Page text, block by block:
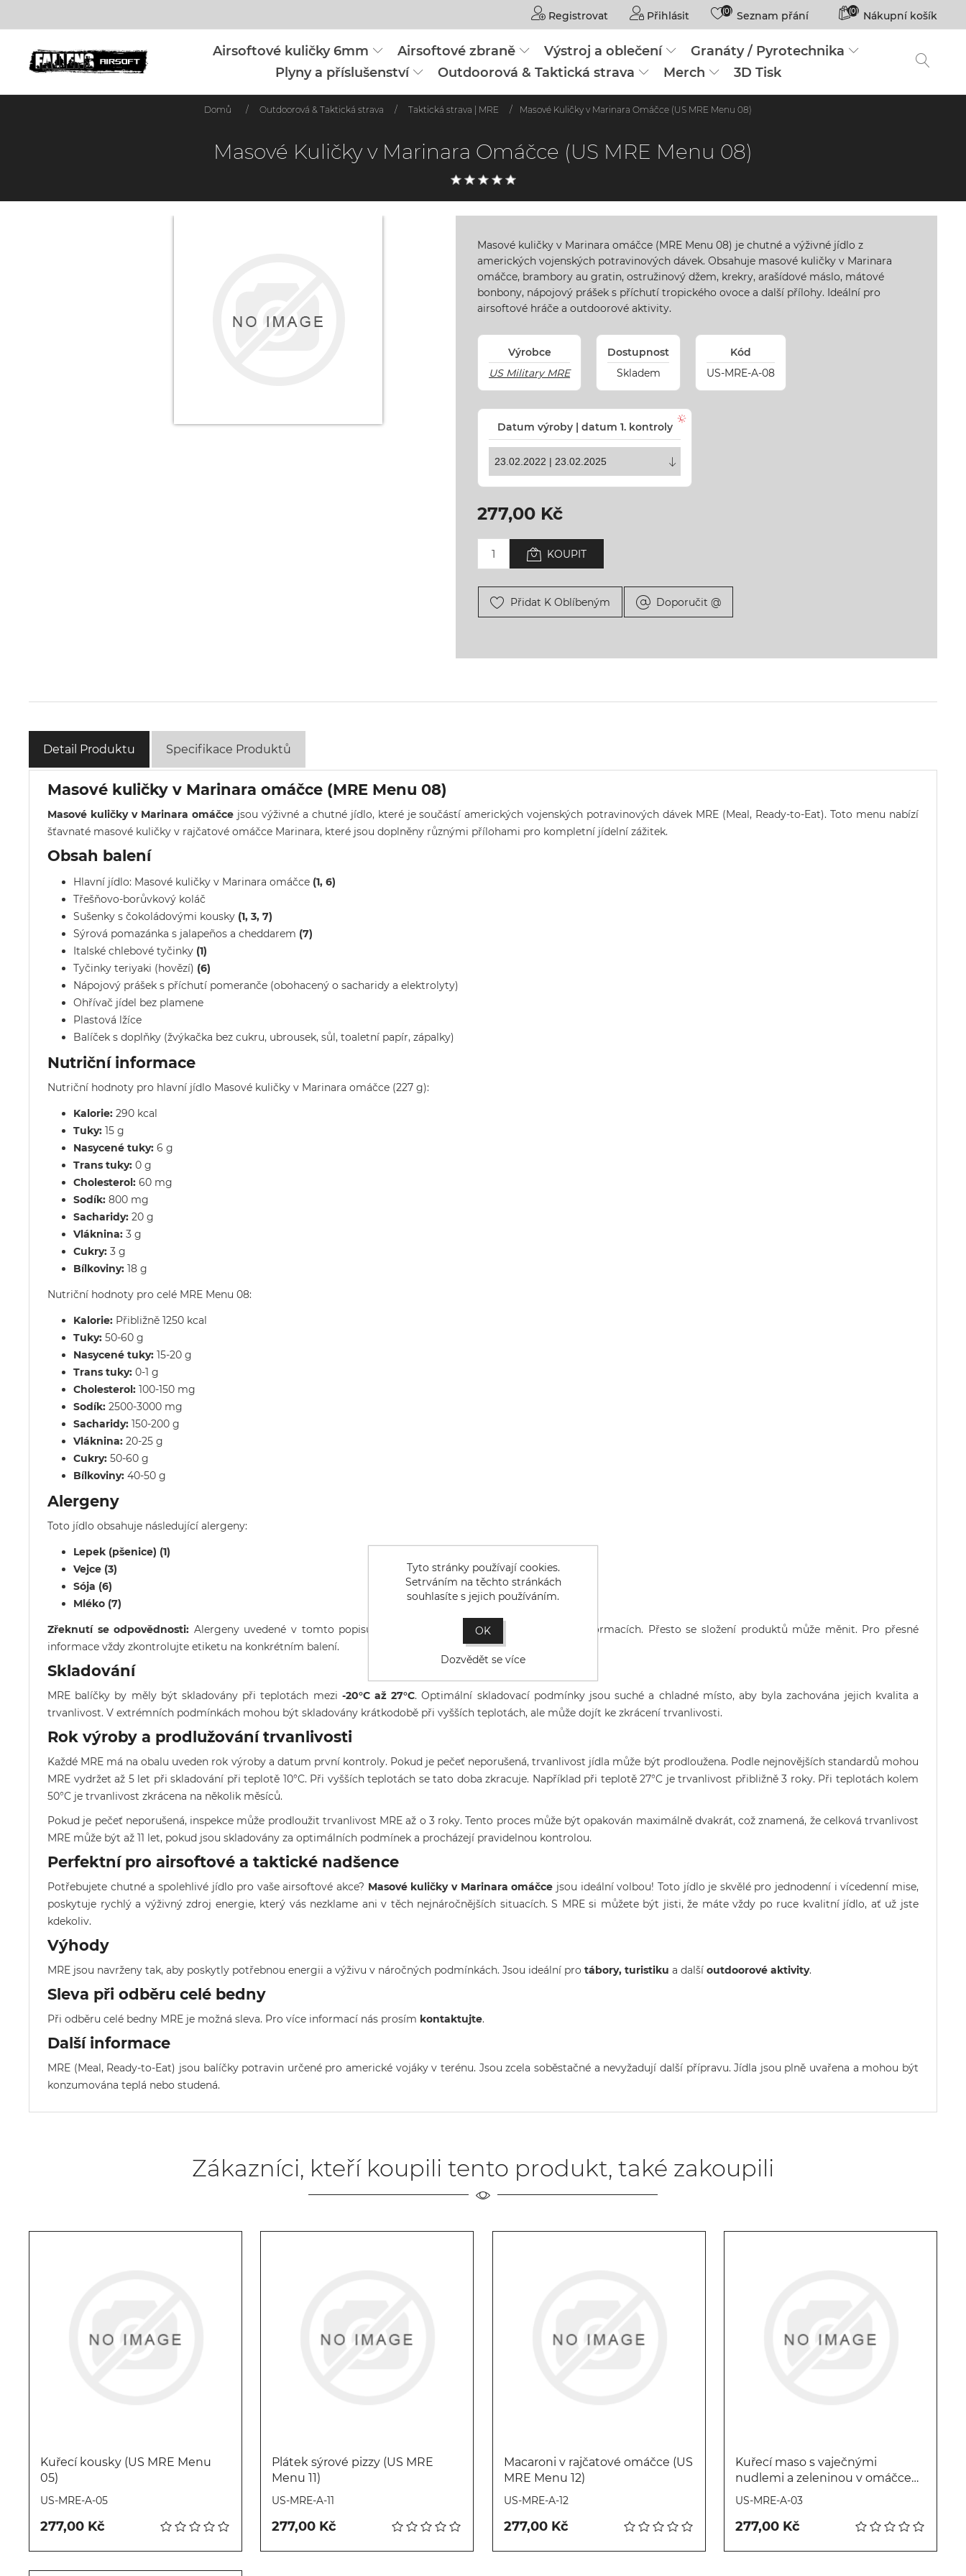
Registrovat Přihlásit (0) Seznam přání (0) Nákupní košík
Airsoftové kuličky 6mm Airsoftové zbraně Výstroj a oblečení
Granáty / Pyrotechnika
Plyny a příslušenství
Outdoorová & Taktická strava Merch 3D Tisk
Domů / Outdoorová & Taktická strava / Taktická strava | MRE / Masové Kuličky v Marinara Omáčce (US MRE Menu 08)
Masové Kuličky v Marinara Omáčce (US MRE Menu 08)
Masové kuličky v Marinara omáčce (MRE Menu 08) je chutné a výživné jídlo z
amerických vojenských potravinových dávek. Obsahuje masové kuličky v Marinara
omáčce, brambory au gratin, ostružinový džem, krekry, arašídové máslo, mátové
bonbony, nápojový prášek s příchutí tropického ovoce a další přílohy. Ideální pro
airsoftové hráče a outdoorové aktivity.
Výrobce
US Military MRE
Dostupnost
Skladem
Kód
US-MRE-A-08
Datum výroby | datum 1. kontroly
277,00 Kč
KOUPIT
Přidat K Oblíbeným Doporučit @
Detail Produktu Specifikace Produktů
Masové kuličky v Marinara omáčce (MRE Menu 08)
Masové kuličky v Marinara omáčcejsou výživné a chutné jídlo, které je součástí amerických vojenských potravinových dávek MRE (Meal, Ready-to-Eat). Toto menu nabízí
šťavnaté masové kuličky v rajčatové omáčce Marinara, které jsou doplněny různými přílohami pro kompletní jídelní zážitek.
Obsah balení
Hlavní jídlo: Masové kuličky v Marinara omáčce (1, 6)
Třešňovo-borůvkový koláč
Sušenky s čokoládovými kousky (1, 3, 7)
Sýrová pomazánka s jalapeños a cheddarem (7)
Italské chlebové tyčinky (1)
Tyčinky teriyaki (hovězí) (6)
Nápojový prášek s příchutí pomeranče (obohacený o sacharidy a elektrolyty)
Ohřívač jídel bez plamene
Plastová lžíce
Balíček s doplňky (žvýkačka bez cukru, ubrousek, sůl, toaletní papír, zápalky)
Nutriční informace
Nutriční hodnoty pro hlavní jídlo Masové kuličky v Marinara omáčce (227 g):
Kalorie: 290 kcal
Tuky: 15 g
Nasycené tuky: 6 g
Trans tuky: 0 g
Cholesterol: 60 mg
Sodík: 800 mg
Sacharidy: 20 g
Vláknina: 3 g
Cukry: 3 g
Bílkoviny: 18 g
Nutriční hodnoty pro celé MRE Menu 08:
Kalorie: Přibližně 1250 kcal
Tuky: 50-60 g
Nasycené tuky: 15-20 g
Trans tuky: 0-1 g
Cholesterol: 100-150 mg
Sodík: 2500-3000 mg
Sacharidy: 150-200 g
Vláknina: 20-25 g
Cukry: 50-60 g
Bílkoviny: 40-50 g
Alergeny
Toto jídlo obsahuje následující alergeny:
Lepek (pšenice) (1)
Vejce (3)
Sója (6)
Mléko (7)
Zřeknutí se odpovědnosti: Alergeny uvedené v tomto popisu jsou založeny na aktuálně dostupných informacích. Přesto se složení produktů může měnit. Pro přesné
informace vždy zkontrolujte etiketu na konkrétním balení.
Skladování
MRE balíčky by měly být skladovány při teplotách mezi -20°C až 27°C. Optimální skladovací podmínky jsou suché a chladné místo, aby byla zachována jejich kvalita a
trvanlivost. V extrémních podmínkách mohou být skladovány krátkodobě při vyšších teplotách, ale může dojít ke zkrácení trvanlivosti.
Rok výroby a prodlužování trvanlivosti
Každé MRE má na obalu uveden rok výroby a datum první kontroly. Pokud je pečeť neporušená, trvanlivost jídla může být prodloužena. Podle nejnovějších standardů mohou
MRE vydržet až 5 let při skladování při teplotě 10°C. Při vyšších teplotách se tato doba zkracuje. Například při teplotě 27°C je trvanlivost přibližně 3 roky. Při teplotách kolem
50°C je trvanlivost zkrácena na několik měsíců.
Pokud je pečeť neporušená, inspekce může prodloužit trvanlivost MRE až o 3 roky. Tento proces může být opakován maximálně dvakrát, což znamená, že celková trvanlivost
MRE může být až 11 let, pokud jsou skladovány za optimálních podmínek a procházejí pravidelnou kontrolou.
Perfektní pro airsoftové a taktické nadšence
Potřebujete chutné a spolehlivé jídlo pro vaše airsoftové akce? Masové kuličky v Marinara omáčce jsou ideální volbou! Toto jídlo je skvělé pro jednodenní i vícedenní mise,
poskytuje rychlý a výživný zdroj energie, který vás nezklame ani v těch nejnáročnějších situacích. S MRE si můžete být jisti, že máte vždy po ruce kvalitní jídlo, ať už jste
kdekoliv.
Výhody
MRE jsou navrženy tak, aby poskytly potřebnou energii a výživu v náročných podmínkách. Jsou ideální pro tábory, turistiku a další outdoorové aktivity.
Sleva při odběru celé bedny
Při odběru celé bedny MRE je možná sleva. Pro více informací nás prosím kontaktujte.
Další informace
MRE (Meal, Ready-to-Eat) jsou balíčky potravin určené pro americké vojáky v terénu. Jsou zcela soběstačné a nevyžadují další přípravu. Jídla jsou plně uvařena a mohou být
konzumována teplá nebo studená.
Zákazníci, kteří koupili tento produkt, také zakoupili
Kuřecí kousky (US MRE Menu
05)
US-MRE-A-05
277,00 Kč
Plátek sýrové pizzy (US MRE
Menu 11)
US-MRE-A-11
277,00 Kč
Macaroni v rajčatové omáčce (US
MRE Menu 12)
US-MRE-A-12
277,00 Kč
Kuřecí maso s vaječnými
nudlemi a zeleninou v omáčce
(US MRE Menu 03)
US-MRE-A-03
277,00 Kč
Tyto stránky používají cookies.
Setrváním na těchto stránkách
souhlasíte s jejich používáním.
OK
Dozvědět se více